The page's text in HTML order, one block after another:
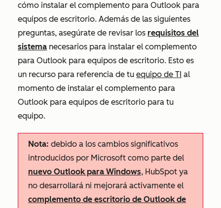
cómo instalar el complemento para Outlook para
equipos de escritorio. Además de las siguientes
preguntas, asegúrate de revisar los requisitos del
sistema necesarios para instalar el complemento
para Outlook para equipos de escritorio. Esto es
un recurso para referencia de tu equipo de TI al
momento de instalar el complemento para
Outlook para equipos de escritorio para tu
equipo.
Nota: debido a los cambios significativos
introducidos por Microsoft como parte del
nuevo Outlook para Windows, HubSpot ya
no desarrollará ni mejorará activamente el
complemento de escritorio de Outlook de